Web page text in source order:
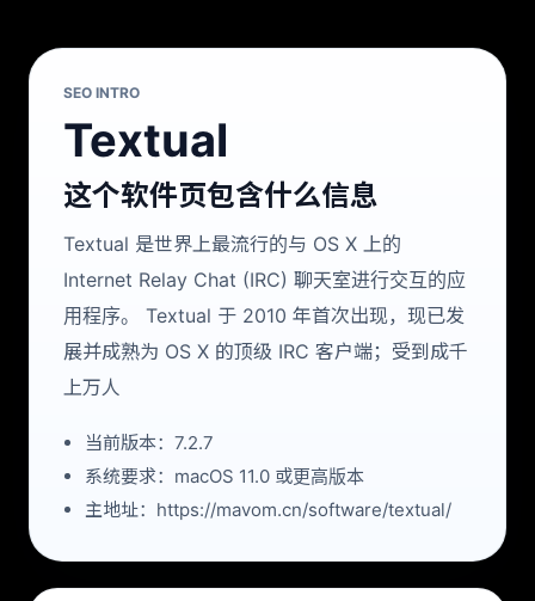
SEO INTRO
Textual
这个软件页包含什么信息
Textual 是世界上最流行的与 OS X 上的
Internet Relay Chat (IRC) 聊天室进行交互的应
用程序。 Textual 于 2010 年首次出现，现已发
展并成熟为 OS X 的顶级 IRC 客户端；受到成千
上万人
当前版本：7.2.7
系统要求：macOS 11.0 或更高版本
主地址：https://mavom.cn/software/textual/